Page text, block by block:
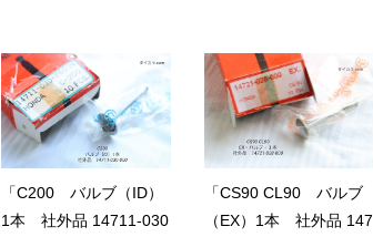
「C200 バルブ（ID）
1本 社外品 14711-030
「CS90 CL90 バルブ
（EX）1本 社外品 147